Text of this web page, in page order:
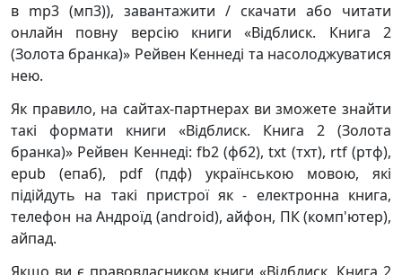
в mp3 (мп3)), завантажити / скачати або читати
онлайн повну версію книги «Відблиск. Книга 2
(Золота бранка)» Рейвен Кеннеді та насолоджуватися
нею.
Як правило, на сайтах-партнерах ви зможете знайти
такі формати книги «Відблиск. Книга 2 (Золота
бранка)» Рейвен Кеннеді: fb2 (фб2), txt (тхт), rtf (ртф),
epub (епаб), pdf (пдф) українською мовою, які
підійдуть на такі пристрої як - електронна книга,
телефон на Андроїд (android), айфон, ПК (комп'ютер),
айпад.